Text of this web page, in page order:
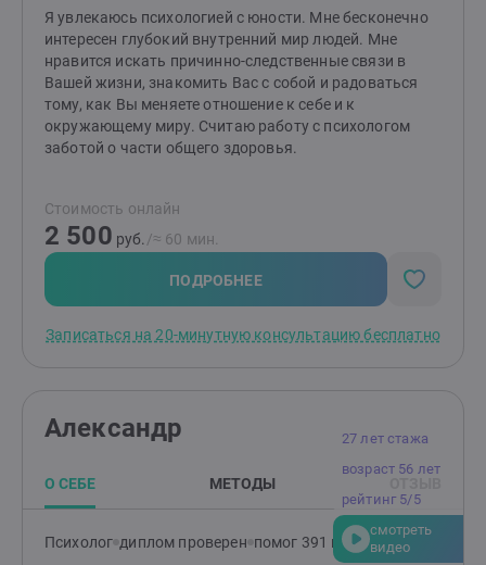
сессии:- Вы хотите результат в здесь и сейчас- и
убеждены, что психология/коучинг Вам не помогут
Выбрав меня - Вы выстроите желаемые, зрелые,
уважительные взаимодействия с Вашим партнером.
Ведь качество отношений зависит не только от
теории, которую изучаем, но и от того, как мы эту
теорию встраиваем в жизнь. Буду полезна в решении:
отстаиванием собственного мнения;Пси.поддержка
на пути к цели Я - Ваш проводник к благополучию в
отношениях и с собой
Я увлекаюсь психологией с юности. Мне бесконечно
интересен глубокий внутренний мир людей. Мне
нравится искать причинно-следственные связи в
Вашей жизни, знакомить Вас с собой и радоваться
тому, как Вы меняете отношение к себе и к
окружающему миру. Считаю работу с психологом
заботой о части общего здоровья.
Стоимость онлайн
2 500 руб. /≈ 60 мин.
ПОДРОБНЕЕ
Записаться на 20-минутную консультацию бесплатно
27 лет стажа
возраст 56 лет
рейтинг 5/5
смотреть
видео
Александр
О СЕБЕ МЕТОДЫ
Психолог диплом проверен помог 391 клиенту